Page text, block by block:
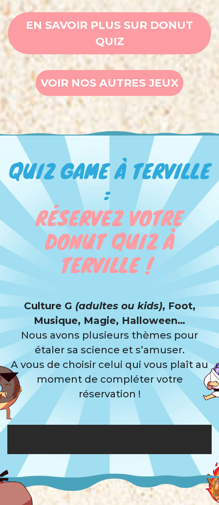
EN SAVOIR PLUS SUR DONUT
QUIZ
VOIR NOS AUTRES JEUX
QUIZ GAME À TERVILLE
:
RÉSERVEZ VOTRE
DONUT QUIZ À
TERVILLE !
Culture G (adultes ou kids), Foot,
Musique, Magie, Halloween…
Nous avons plusieurs thèmes pour
étaler sa science et s’amuser.
A vous de choisir celui qui vous plaît au
moment de compléter votre
réservation !